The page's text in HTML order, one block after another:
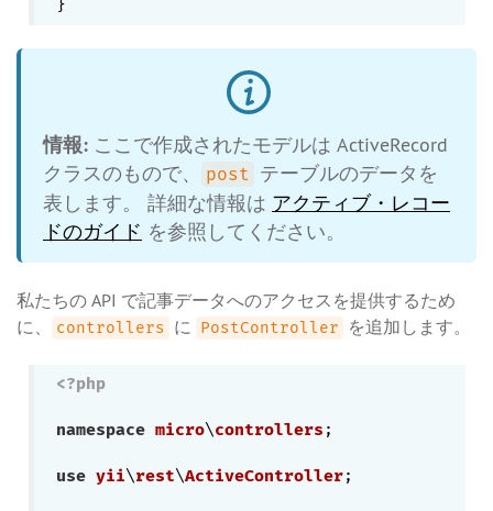
情報: ここで作成されたモデルは ActiveRecord
クラスのもので、
post テーブルのデータを
表します。 詳細な情報は アクティブ・レコー
ドのガイド を参照してください。
私たちの API で記事データへのアクセスを提供するため
に、
controllers に PostController を追加します。
<?php
namespace micro\controllers ;
use yii\rest\ActiveController;